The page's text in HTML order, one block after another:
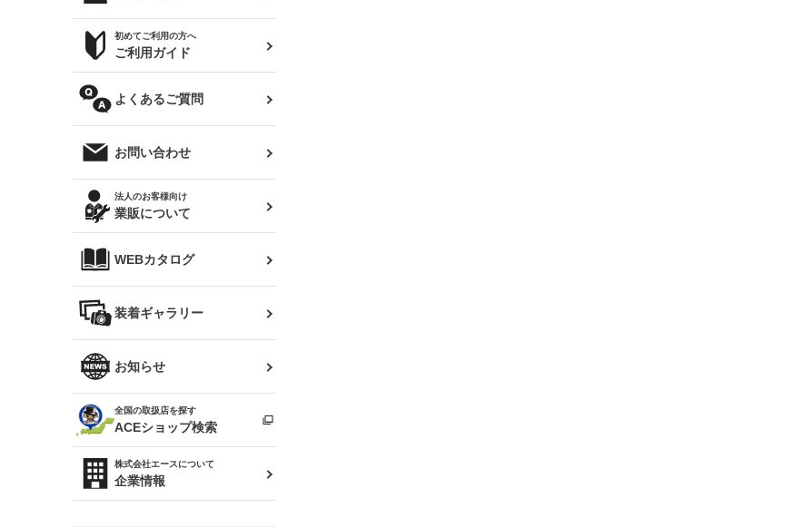
外装・補修パーツ
オリジンアーム(足回り)
レンズ
マフラー
リアゲート
メンテナンスパーツ
JZX110 マークⅡ
ハイエース
レビン
トレノ
マークX
クラウン
クラウンマジェスタ
アリスト
ソアラ
アルテッツァ
プロボックス
RAV4
シルビア S15
180SX
ワンビア
Z32 フェアレディZ
R34 スカイライン
スカイライン
（ER34/R33/ECR33/R32）
キャラバン
ローレル
三菱
デリカ D:5
軽自動車
汎用
サマータイヤ
ジムニー用タイヤ
ハイエース・バン用タイ
ホイールナット
トップス(長袖)
パーカー
オーバーオール(つなぎ)
タオル
帽子
バッグ
ファッション小物
雑貨・ステーショナリー
ベビー用品
ログインする
お気に入りリスト
クーポンを見る
閲覧履歴
ニュースレターお申し込み
初めてご利用の方へ
ご利用ガイド
よくあるご質問
お問い合わせ
法人のお客様向け
業販について
WEBカタログ
装着ギャラリー
お知らせ
全国の取扱店を探す
ACEショップ検索
株式会社エースについて
企業情報